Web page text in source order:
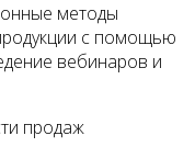
методы
с помощью
вебинаров и
продаж